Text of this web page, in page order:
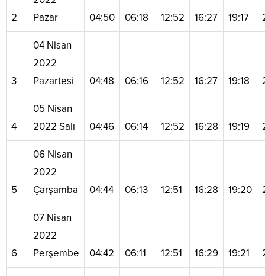
2
Pazar
04:50 06:18 12:52 16:27 19:17
3
04 Nisan
2022
Pazartesi
04:48 06:16 12:52 16:27 19:18
4
05 Nisan
2022 Salı
04:46 06:14 12:52 16:28 19:19
5
06 Nisan
2022
Çarşamba
04:44 06:13 12:51 16:28 19:20
6
07 Nisan
2022
Perşembe
04:42 06:11 12:51 16:29 19:21